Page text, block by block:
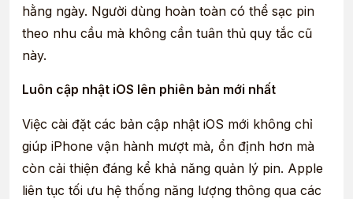
hằng ngày. Người dùng hoàn toàn có thể sạc pin
theo nhu cầu mà không cần tuân thủ quy tắc cũ
này.
Luôn cập nhật iOS lên phiên bản mới nhất
Việc cài đặt các bản cập nhật iOS mới không chỉ
giúp iPhone vận hành mượt mà, ổn định hơn mà
còn cải thiện đáng kể khả năng quản lý pin. Apple
liên tục tối ưu hệ thống năng lượng thông qua các